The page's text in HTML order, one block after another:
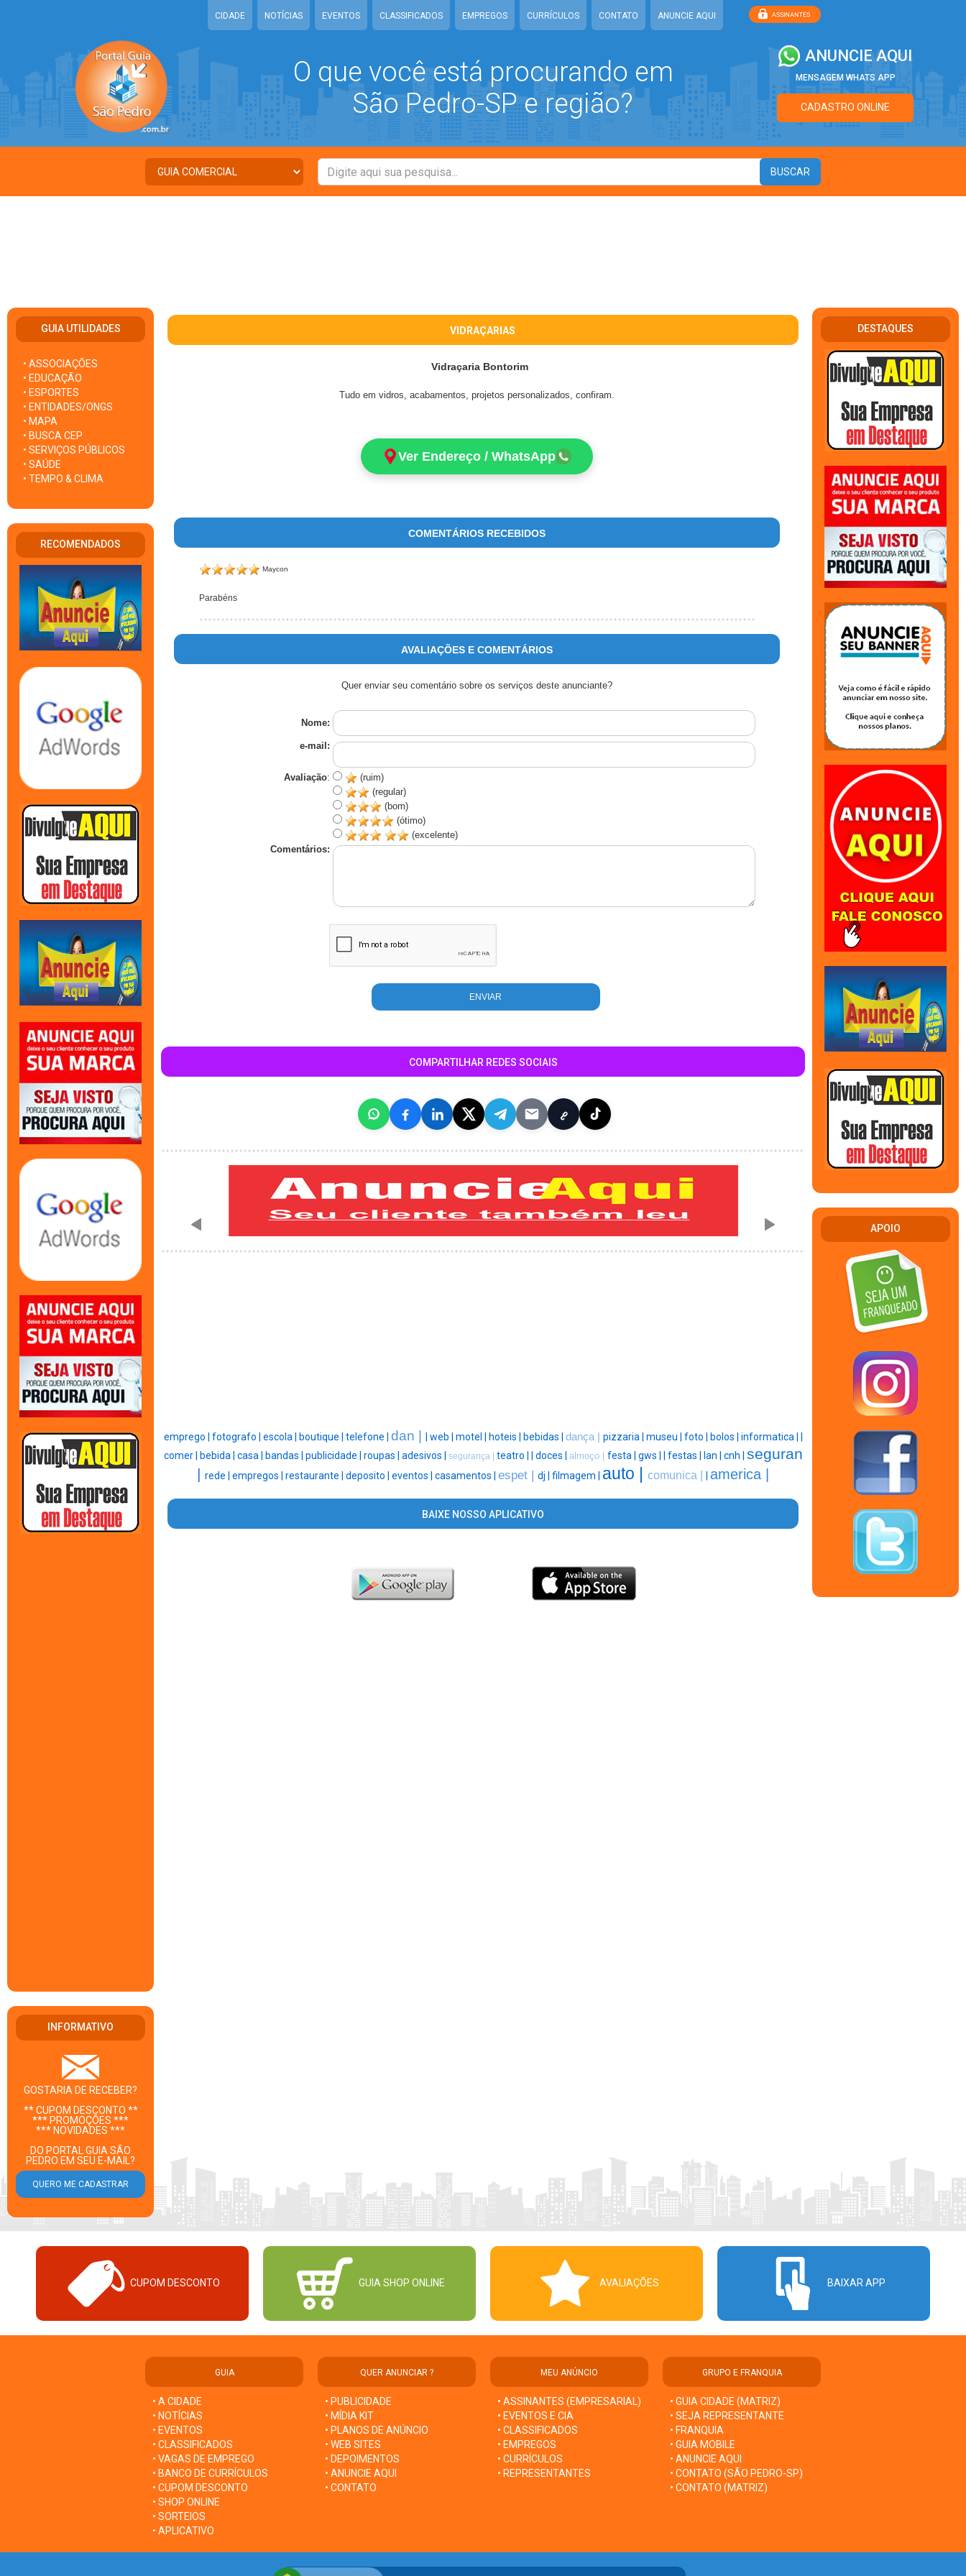
CIDADE NOTÍCIAS EVENTOS CLASSIFICADOS EMPREGOS CURRÍCULOS CONTATO ANUNCIE AQUI
O que você está procurando em
São Pedro-SP e região?
ANUNCIE AQUI
MENSAGEM WHATS APP
CADASTRO ONLINE
GUIA UTILIDADES
• ASSOCIAÇÕES
• EDUCAÇÃO
• ESPORTES
• ENTIDADES/ONGS
• MAPA
• BUSCA CEP
• SERVIÇOS PÚBLICOS
• SAÚDE
• TEMPO & CLIMA
RECOMENDADOS
INFORMATIVO
GOSTARIA DE RECEBER?
** CUPOM DESCONTO **
*** PROMOÇÕES ***
*** NOVIDADES ***
DO PORTAL GUIA SÃO
PEDRO EM SEU E-MAIL?
VIDRAÇARIAS
Vidraçaria Bontorim
Tudo em vidros, acabamentos, projetos personalizados, confiram.
Ver Endereço / WhatsApp
COMENTÁRIOS RECEBIDOS
Maycon
Parabéns
AVALIAÇÕES E COMENTÁRIOS
Quer enviar seu comentário sobre os serviços deste anunciante?
Nome:
e-mail:
Avaliação:
(ruim)
(regular)
(bom)
(ótimo)
(excelente)
Comentários:
COMPARTILHAR REDES SOCIAIS
emprego | fotografo | escola | boutique | telefone | dan | web | motel | hoteis | bebidas | dança | pizzaria | museu | foto | bolos | informatica |
comer |
bebida | casa | bandas | publicidade | roupas | adesivos | segurança | teatro | doces | almoço | festa | gws | festas | lan | cnh | seguran
| rede | empregos | restaurante | deposito | eventos | casamentos | espet | dj | filmagem | auto | comunica | america |
BAIXE NOSSO APLICATIVO
DESTAQUES
APOIO
CUPOM DESCONTO GUIA SHOP ONLINE AVALIAÇÕES BAIXAR APP
GUIA
• A CIDADE
• NOTÍCIAS
• EVENTOS
• CLASSIFICADOS
• VAGAS DE EMPREGO
• BANCO DE CURRÍCULOS
• CUPOM DESCONTO
• SHOP ONLINE
• SORTEIOS
• APLICATIVO
QUER ANUNCIAR ?
• PUBLICIDADE
• MÍDIA KIT
• PLANOS DE ANÚNCIO
• WEB SITES
• DEPOIMENTOS
• ANUNCIE AQUI
• CONTATO
MEU ANÚNCIO
• ASSINANTES (EMPRESARIAL)
• EVENTOS E CIA
• CLASSIFICADOS
• EMPREGOS
• CURRÍCULOS
• REPRESENTANTES
GRUPO E FRANQUIA
• GUIA CIDADE (MATRIZ)
• SEJA REPRESENTANTE
• FRANQUIA
• GUIA MOBILE
• ANUNCIE AQUI
• CONTATO (SÃO PEDRO-SP)
• CONTATO (MATRIZ)